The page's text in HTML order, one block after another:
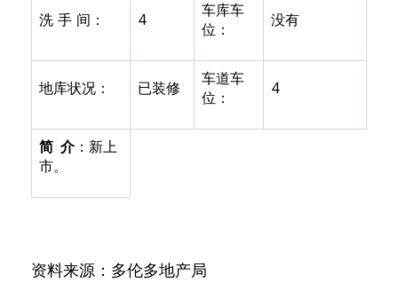
洗 手 间： 4
车库车
位：
没有
地库状况： 已装修
车道车
位：
4
简 介：新上
市。
资料来源：多伦多地产局